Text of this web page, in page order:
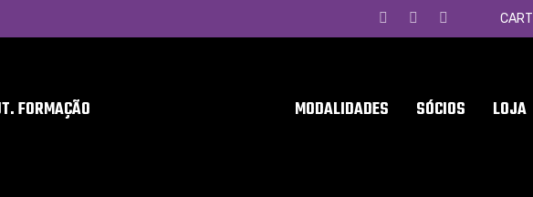
CART
FORMAÇÃO MODALIDADES SÓCIOS LOJA